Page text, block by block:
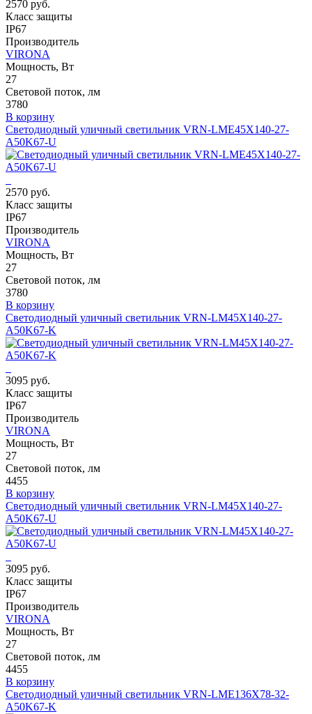
2570 руб.
Класс защиты
IP67
Производитель
VIRONA
Мощность, Вт
27
Световой поток, лм
3780
В корзину
Светодиодный уличный светильник VRN-LME45X140-27-
A50K67-U
2570 руб.
Класс защиты
IP67
Производитель
VIRONA
Мощность, Вт
27
Световой поток, лм
3780
В корзину
Светодиодный уличный светильник VRN-LM45X140-27-
A50K67-K
3095 руб.
Класс защиты
IP67
Производитель
VIRONA
Мощность, Вт
27
Световой поток, лм
4455
В корзину
Светодиодный уличный светильник VRN-LM45X140-27-
A50K67-U
3095 руб.
Класс защиты
IP67
Производитель
VIRONA
Мощность, Вт
27
Световой поток, лм
4455
В корзину
Светодиодный уличный светильник VRN-LME136X78-32-
A50K67-K